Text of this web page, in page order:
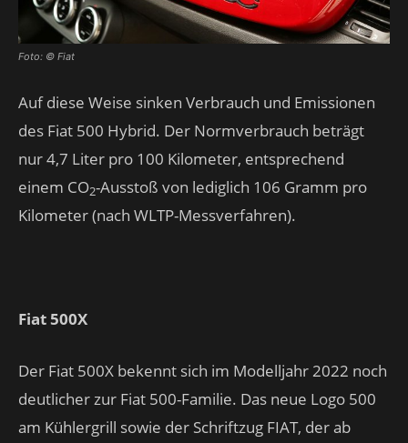
Foto: © Fiat
Auf diese Weise sinken Verbrauch und Emissionen
des Fiat 500 Hybrid. Der Normverbrauch beträgt
nur 4,7 Liter pro 100 Kilometer, entsprechend
einem CO2-Ausstoß von lediglich 106 Gramm pro
Kilometer (nach WLTP-Messverfahren).
Fiat 500X
Der Fiat 500X bekennt sich im Modelljahr 2022 noch
deutlicher zur Fiat 500-Familie. Das neue Logo 500
am Kühlergrill sowie der Schriftzug FIAT, der ab